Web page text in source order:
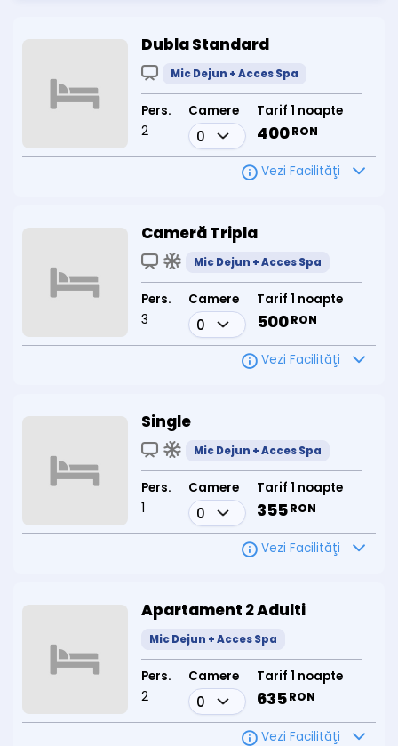
Dubla Standard
Mic Dejun + Acces Spa
Pers.
2
Camere Tarif 1 noapte
400RON
Vezi Facilităţi
Cameră Tripla
Mic Dejun + Acces Spa
Pers.
3
Camere Tarif 1 noapte
500RON
Vezi Facilităţi
Single
Mic Dejun + Acces Spa
Pers.
1
Camere Tarif 1 noapte
355RON
Vezi Facilităţi
Apartament 2 Adulti
Mic Dejun + Acces Spa
Pers.
2
Camere Tarif 1 noapte
635RON
Vezi Facilităţi